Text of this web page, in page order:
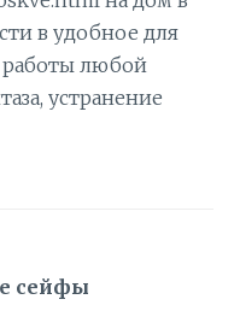
в удобное для
работы любой
устранение
сейфы